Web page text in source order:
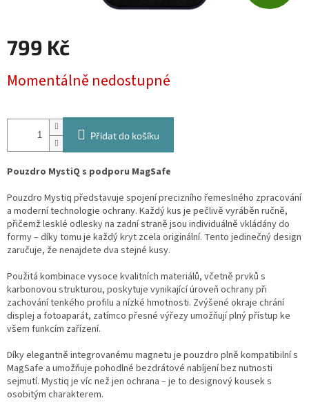
D
799 Kč
cena:
Momentálně nedostupné
Přidat do košíku
Pouzdro MystiQ s podporu MagSafe
Pouzdro Mystiq představuje spojení precizního řemeslného zpracování
a moderní technologie ochrany. Každý kus je pečlivě vyráběn ručně,
přičemž lesklé odlesky na zadní straně jsou individuálně vkládány do
formy – díky tomu je každý kryt zcela originální. Tento jedinečný design
zaručuje, že nenajdete dva stejné kusy.
Použitá kombinace vysoce kvalitních materiálů, včetně prvků s
karbonovou strukturou, poskytuje vynikající úroveň ochrany při
zachování tenkého profilu a nízké hmotnosti. Zvýšené okraje chrání
displej a fotoaparát, zatímco přesné výřezy umožňují plný přístup ke
všem funkcím zařízení.
Díky elegantně integrovanému magnetu je pouzdro plně kompatibilní s
MagSafe a umožňuje pohodlné bezdrátové nabíjení bez nutnosti
sejmutí. Mystiq je víc než jen ochrana – je to designový kousek s
osobitým charakterem.